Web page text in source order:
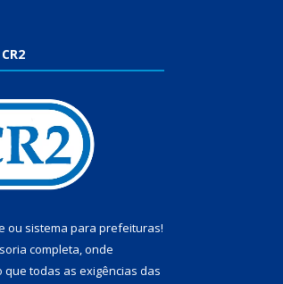
ou sistema para prefeituras!
completa, onde
que todas as exigências das